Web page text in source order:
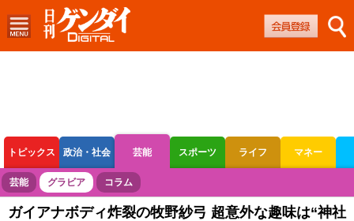
トピックス 政治・社会 芸能 スポーツ ライフ マネー
ボートレース 競輪 オートレース
芸能 グラビア コラム
ガイアナボディ炸裂の牧野紗弓 超意外な趣味は“神社